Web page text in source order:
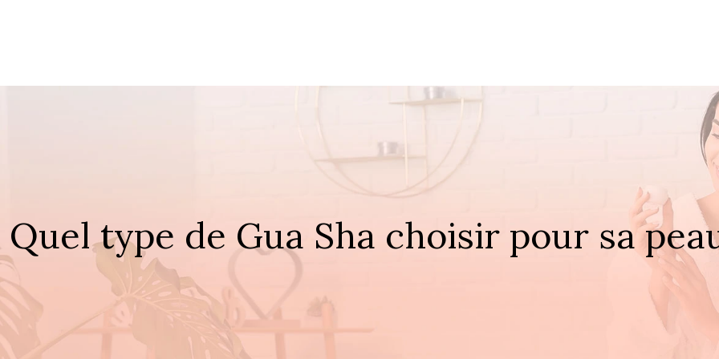
Quel type de Gua Sha choisir pour sa